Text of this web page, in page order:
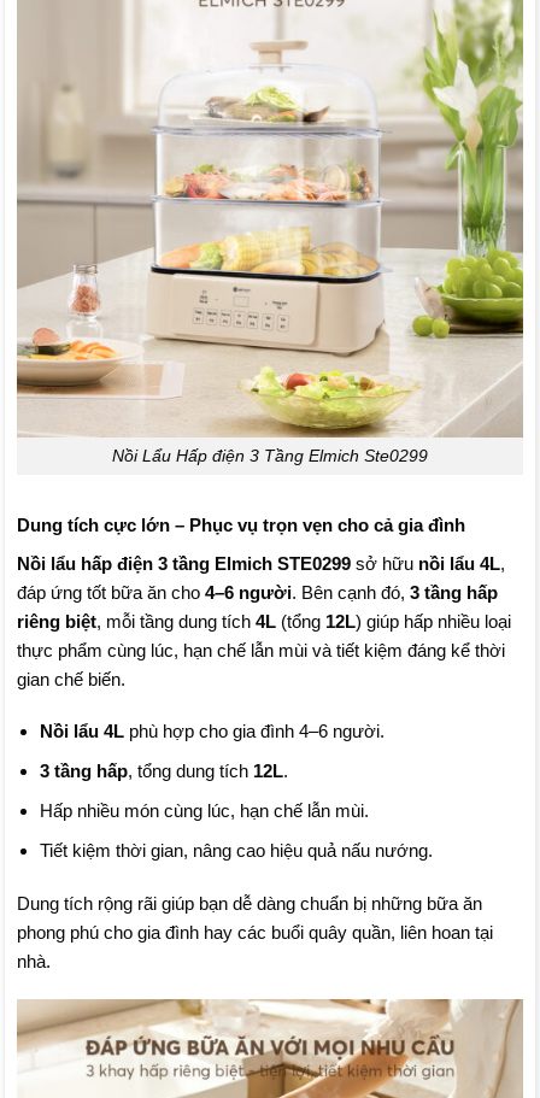
Nồi Lẩu Hấp điện 3 Tầng Elmich Ste0299
Dung tích cực lớn – Phục vụ trọn vẹn cho cả gia đình
Nồi lẩu hấp điện 3 tầng Elmich STE0299sở hữu nồi lẩu 4L,
đáp ứng tốt bữa ăn cho 4–6 người. Bên cạnh đó, 3 tầng hấp
riêng biệt, mỗi tầng dung tích 4L(tổng 12L) giúp hấp nhiều loại
thực phẩm cùng lúc, hạn chế lẫn mùi và tiết kiệm đáng kể thời
gian chế biến.
Nồi lẩu 4L phù hợp cho gia đình 4–6 người.
3 tầng hấp, tổng dung tích 12L.
Hấp nhiều món cùng lúc, hạn chế lẫn mùi.
Tiết kiệm thời gian, nâng cao hiệu quả nấu nướng.
Dung tích rộng rãi giúp bạn dễ dàng chuẩn bị những bữa ăn
phong phú cho gia đình hay các buổi quây quần, liên hoan tại
nhà.